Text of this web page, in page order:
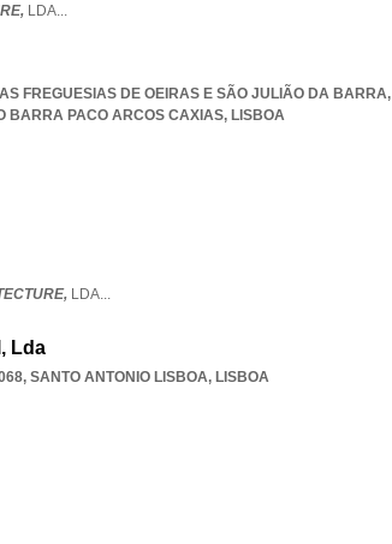
LDA...
FREGUESIAS DE OEIRAS E SÃO JULIÃO DA BARRA,
BARRA PACO ARCOS CAXIAS, LISBOA
LDA...
Lda
, SANTO ANTONIO LISBOA, LISBOA